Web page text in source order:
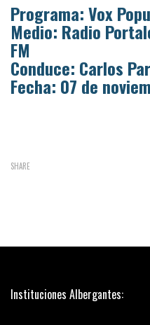
Programa: Vox
Medio: Radio
FM
Conduce: Carlos
Fecha: 07 de
SHARE
Instituciones Albergantes: